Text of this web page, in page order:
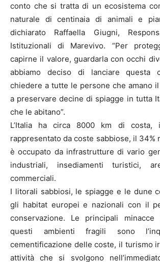
conto che si tratta di un ecosistema
naturale di centinaia di animali e
dichiarato Raffaella Giugni,
Istituzionali di Marevivo. “Per
capirne il valore, guardarla con occhi
abbiamo deciso di lanciare questa
chiedere a tutte le persone che amano
a preservare decine di spiagge in tutta
che le abitano”.
L’Italia ha circa 8000 km di
rappresentato da coste sabbiose, il 34%
è occupato da infrastrutture di vario
industriali, insediamenti turistici,
commerciali.
I litorali sabbiosi, le spiagge e le dune
gli habitat europei e nazionali con il
conservazione. Le principali
questi ambienti fragili sono
cementificazione delle coste, il turismo
attività che si svolgono